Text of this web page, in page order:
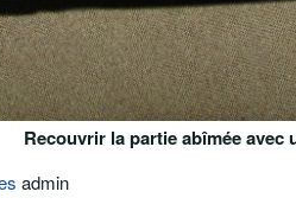
Recouvrir la partie abîmée
admin